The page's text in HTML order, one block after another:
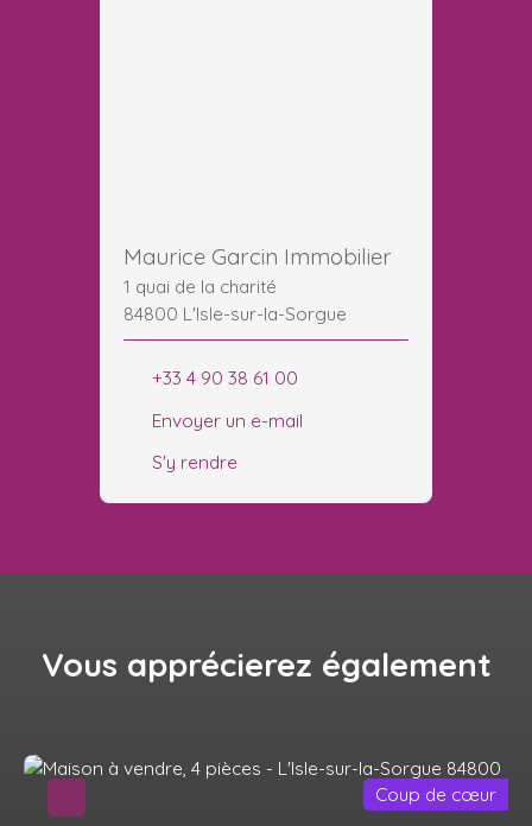
Maurice Garcin Immobilier
1 quai de la charité
84800 L'Isle-sur-la-Sorgue
+33 4 90 38 61 00
Envoyer un e-mail
S'y rendre
Vous apprécierez également
Coup de cœur